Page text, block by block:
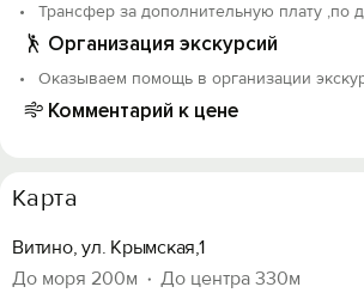
Трансфер за дополнительную плату ,по
Организация экскурсий
Оказываем помощь в организации
Комментарий к цене
Карта
Витино, ул. Крымская,1
До моря 200м
До центра 330м